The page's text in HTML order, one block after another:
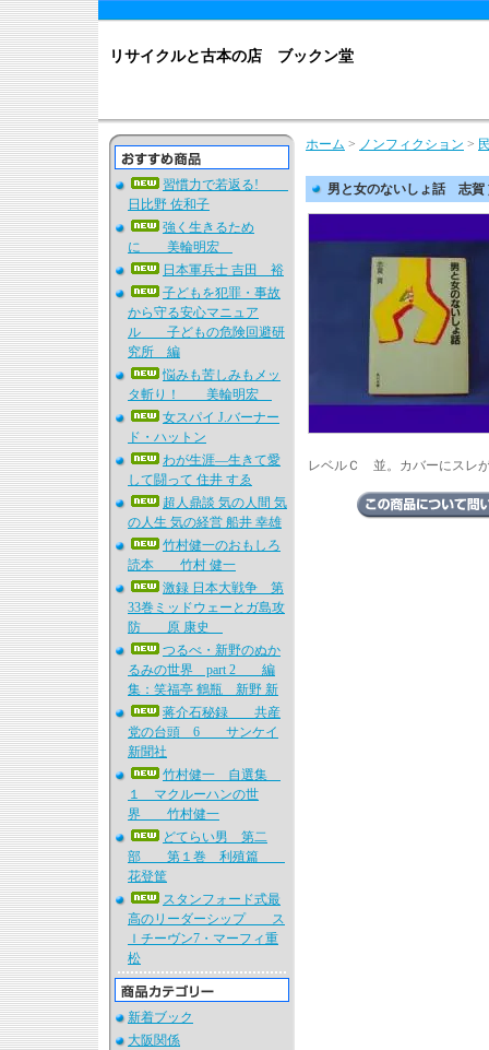
リサイクルと古本の店 ブックン堂
習慣力で若返る!
日比野 佐和子
強く生きるため
に 美輪明宏
日本軍兵士 吉田 裕
子どもを犯罪・事故
から守る安心マニュア
ル 子どもの危険回避研
究所 編
悩みも苦しみもメッ
タ斬り！ 美輪明宏
女スパイ J.バーナー
ド・ハットン
わが生涯―生きて愛
して闘って 住井 すゑ
超人鼎談 気の人間 気
の人生 気の経営 船井 幸雄
竹村健一のおもしろ
読本 竹村 健一
激録 日本大戦争 第
33巻ミッドウェーとガ島攻
防 原 康史
つるべ・新野のぬか
るみの世界 part 2 編
集：笑福亭 鶴瓶 新野 新
蒋介石秘録 共産
党の台頭 6 サンケイ
新聞社
竹村健一 自選集
１ マクルーハンの世
界 竹村健一
どてらい男 第二
部 第１巻 利殖篇
花登筐
スタンフォード式最
高のリーダーシップ ス
ｌチーヴン7・マーフィ重
松
新着ブック
大阪関係
ホーム > ノンフィクション >
男と女のないしょ話 志賀
レベルＣ 並。カバーにスレ